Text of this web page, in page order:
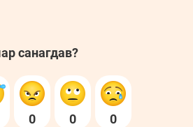
санагдав?
0 0 0